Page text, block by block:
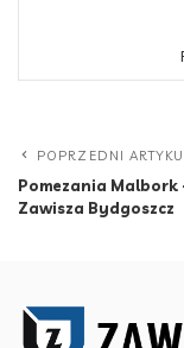
POPRZEDNI
Pomezania Malbork
Zawisza Bydgoszcz